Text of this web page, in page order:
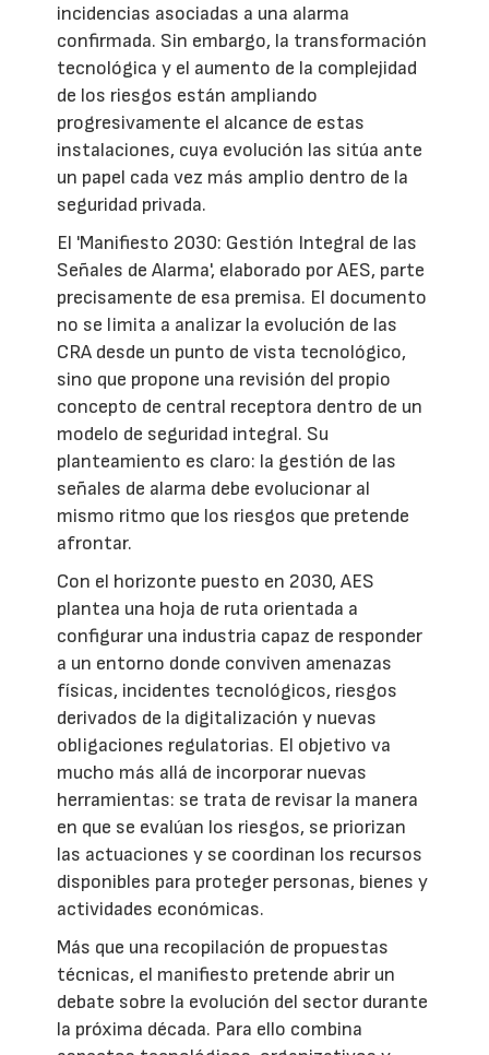
incidencias asociadas a una alarma
confirmada. Sin embargo, la transformación
tecnológica y el aumento de la complejidad
de los riesgos están ampliando
progresivamente el alcance de estas
instalaciones, cuya evolución las sitúa ante
un papel cada vez más amplio dentro de la
seguridad privada.
El 'Manifiesto 2030: Gestión Integral de las
Señales de Alarma', elaborado por AES, parte
precisamente de esa premisa. El documento
no se limita a analizar la evolución de las
CRA desde un punto de vista tecnológico,
sino que propone una revisión del propio
concepto de central receptora dentro de un
modelo de seguridad integral. Su
planteamiento es claro: la gestión de las
señales de alarma debe evolucionar al
mismo ritmo que los riesgos que pretende
afrontar.
Con el horizonte puesto en 2030, AES
plantea una hoja de ruta orientada a
configurar una industria capaz de responder
a un entorno donde conviven amenazas
físicas, incidentes tecnológicos, riesgos
derivados de la digitalización y nuevas
obligaciones regulatorias. El objetivo va
mucho más allá de incorporar nuevas
herramientas: se trata de revisar la manera
en que se evalúan los riesgos, se priorizan
las actuaciones y se coordinan los recursos
disponibles para proteger personas, bienes y
actividades económicas.
Más que una recopilación de propuestas
técnicas, el manifiesto pretende abrir un
debate sobre la evolución del sector durante
la próxima década. Para ello combina